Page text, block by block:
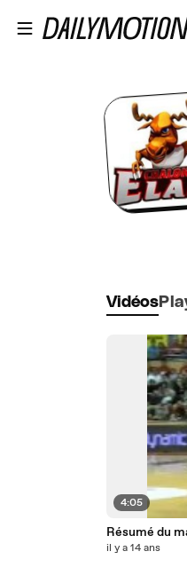
Vidéos
4:05
Résumé du
il y a 14 ans